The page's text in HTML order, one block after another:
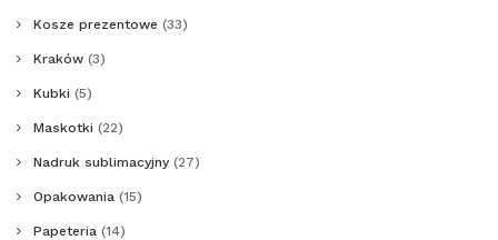
Kosze prezentowe (33)
Kraków (3)
Kubki (5)
Maskotki (22)
Nadruk sublimacyjny (27)
Opakowania (15)
Papeteria (14)